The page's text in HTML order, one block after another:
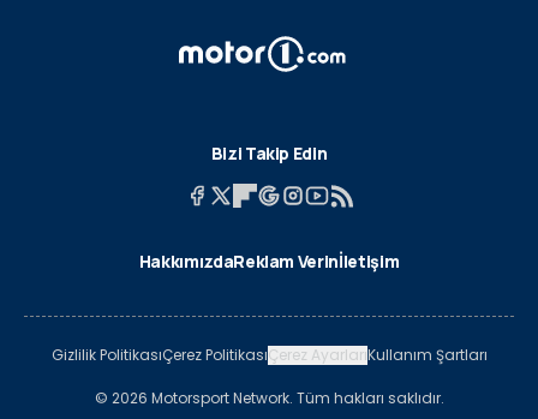
Bizi Takip Edin
HakkımızdaReklam Verinİletişim
Gizlilik PolitikasıÇerez PolitikasıÇerez AyarlarıKullanım Şartları
© 2026 Motorsport Network. Tüm hakları saklıdır.